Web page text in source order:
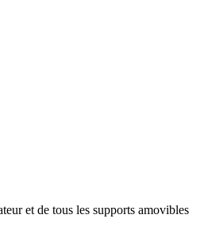
et de tous les supports amovibles